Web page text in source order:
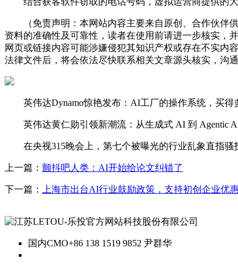
（免责声明：本网站内容主要来自原创、合作伙伴供
资料的准确性及可靠性，读者在使用前请进一步核实，
网页或链接内容可能涉嫌侵犯其知识产权或存在不实内
法律文件后，将会依法尽快联系相关文章源头核实，沟
英伟达Dynamo惊艳发布：AI工厂的操作系统，买得
英伟达黄仁勋引领新潮流：从生成式 AI 到 Agentic AI
在央视315晚会上，第七个被曝光的行业乱象直指骚
上一篇： 颤抖吧人类：AI开始给论文纠错了
下一篇： 上海市出台AI行业鼓励政策，支持初创企业优
国内CMO+86 138 1519 9852 尹群华